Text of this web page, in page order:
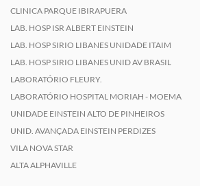
CLINICA PARQUE IBIRAPUERA
LAB. HOSP ISR ALBERT EINSTEIN
LAB. HOSP SIRIO LIBANES UNIDADE ITAIM
LAB. HOSP SIRIO LIBANES UNID AV BRASIL
LABORATÓRIO FLEURY.
LABORATÓRIO HOSPITAL MORIAH - MOEMA
UNIDADE EINSTEIN ALTO DE PINHEIROS
UNID. AVANÇADA EINSTEIN PERDIZES
VILA NOVA STAR
ALTA ALPHAVILLE